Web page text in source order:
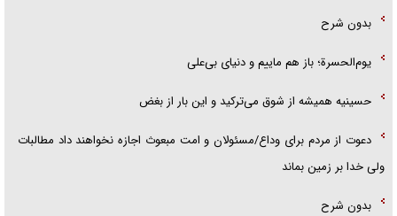
بدون شرح
یوم‌الحسرة؛ باز هم ماییم و دنیای بی‌علی
حسینیه همیشه از شوق می‌ترکید و این بار از بغض
دعوت از مردم برای وداع/مسئولان و امت مبعوث اجازه نخواهند داد مطالبات
ولی خدا بر زمین بماند
بدون شرح